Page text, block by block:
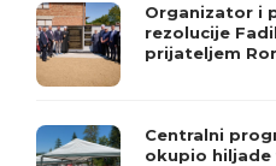
Organizator i
rezolucije
prijateljem
Centralni
okupio hiljade